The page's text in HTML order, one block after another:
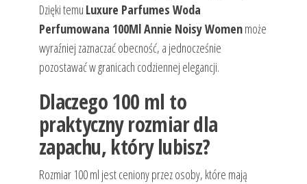
Dzięki temu Luxure Parfumes Woda
Perfumowana 100Ml Annie Noisy Womenmoże
wyraźniej zaznaczać obecność, a jednocześnie
pozostawać w granicach codziennej elegancji.
Dlaczego 100 ml to
praktyczny rozmiar dla
zapachu, który lubisz?
Rozmiar 100 ml jest ceniony przez osoby, które mają